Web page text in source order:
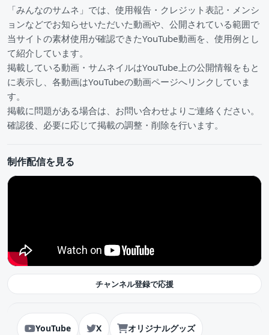
「みんなのサムネ」では、使用報告・クレジット表記・メンシ
ョンなどでお知らせいただいた動画や、公開されている範囲で
当サイトの素材使用が確認できたYouTube動画を、使用例とし
て紹介しています。
掲載している動画・サムネイルはYouTube上の公開情報をもと
に表示し、各動画はYouTubeの動画ページへリンクしていま
す。
掲載に問題がある場合は、お問い合わせよりご連絡ください。
確認後、必要に応じて掲載の調整・削除を行います。
制作配信を見る
チャンネル登録で応援
YouTube X オリジナルグッズ